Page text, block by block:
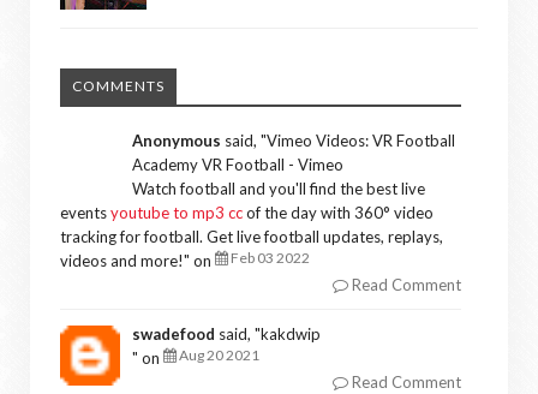
COMMENTS
Anonymous said, "Vimeo Videos: VR Football
Academy VR Football - Vimeo
Watch football and you'll find the best live
eventsyoutube to mp3 ccof the day with 360° video
tracking for football. Get live football updates, replays,
videos and more!" on Feb 03 2022
Read Comment
swadefood said, "kakdwip
" on
Aug 20 2021
Read Comment